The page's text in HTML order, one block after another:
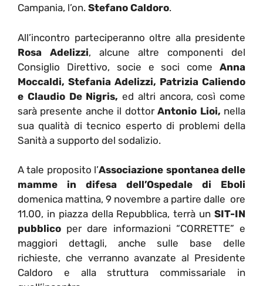
Campania, l’on. Stefano Caldoro.
All’incontro parteciperanno oltre alla presidente
Rosa Adelizzi, alcune altre componenti del
Consiglio Direttivo, socie e soci come Anna
Moccaldi, Stefania Adelizzi, Patrizia Caliendo
e Claudio De Nigris, ed altri ancora, così come
sarà presente anche il dottorAntonio Lioi, nella
sua qualità di tecnico esperto di problemi della
Sanità a supporto del sodalizio.
A tale proposito l’Associazione spontanea delle
mamme in difesa dell’Ospedale di Eboli
domenica mattina, 9 novembre a partire dalle ore
11.00, in piazza della Repubblica, terrà un SIT-IN
pubblico per dare informazioni “CORRETTE” e
maggiori dettagli, anche sulle base delle
richieste, che verranno avanzate al Presidente
Caldoro e alla struttura commissariale in